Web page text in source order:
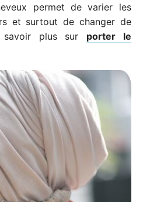
permet de varier les
et surtout de changer de
savoir plus sur porter le